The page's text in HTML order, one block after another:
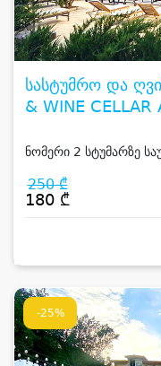
სასტუმრო და
& WINE CELLAR
ნომერი 2 სტუმარზე
250 ₾
180 ₾
-25%